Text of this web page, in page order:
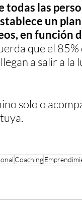
todas las
un
en función
que el
a salir a
solo o
Coaching